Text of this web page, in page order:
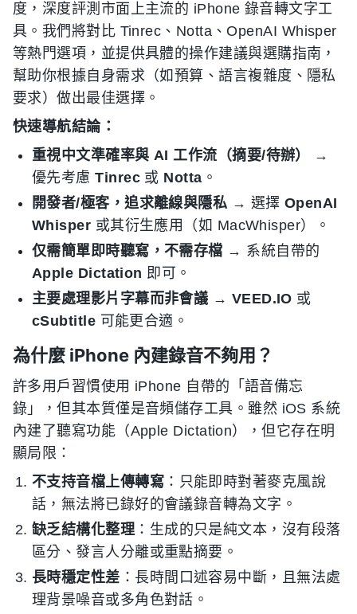
度，深度評測市面上主流的 iPhone 錄音轉文字工
具。我們將對比 Tinrec、Notta、OpenAI Whisper
等熱門選項，並提供具體的操作建議與選購指南，
幫助你根據自身需求（如預算、語言複雜度、隱私
要求）做出最佳選擇。
快速導航結論：
重視中文準確率與 AI 工作流（摘要/待辦）
→
優先考慮Tinrec或 Notta 。
開發者/極客，追求離線與隱私 → 選擇OpenAI
Whisper 或其衍生應用（如 MacWhisper）。
仅需簡單即時聽寫，不需存檔 → 系統自帶的
Apple Dictation 即可。
主要處理影片字幕而非會議 → VEED.IO 或
cSubtitle 可能更合適。
為什麼 iPhone 內建錄音不夠用？
許多用戶習慣使用 iPhone 自帶的「語音備忘
錄」，但其本質僅是音頻儲存工具。雖然 iOS 系統
內建了聽寫功能（Apple Dictation），但它存在明
顯局限：
不支持音檔上傳轉寫 ：只能即時對著麥克風說
話，無法將已錄好的會議錄音轉為文字。
缺乏結構化整理：生成的只是純文本，沒有段落
區分、發言人分離或重點摘要。
長時穩定性差 ：長時間口述容易中斷，且無法處
理背景噪音或多角色對話。